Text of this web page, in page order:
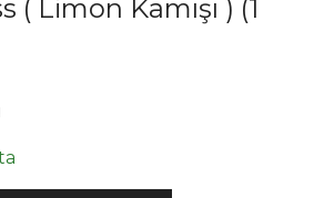
( Limon Kamışı ) (1